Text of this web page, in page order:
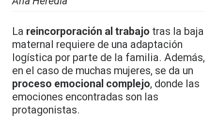
La reincorporación al trabajo tras la baja
maternal requiere de una adaptación
logística por parte de la familia. Además,
en el caso de muchas mujeres, se da un
proceso emocional complejo, donde las
emociones encontradas son las
protagonistas.